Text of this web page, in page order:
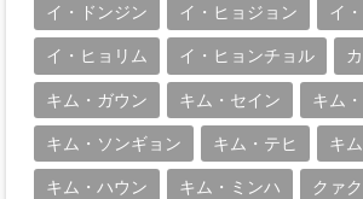
イ・ドンジン イ・ヒョジョン イ
イ・ヒョリム イ・ヒョンチョル
キム・ガウン キム・セイン キム
キム・ソンギョン キム・テヒ キ
キム・ハウン キム・ミンハ クァ